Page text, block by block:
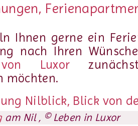
Ihnen gerne ein
nach Ihren
Luxor
möchten.
am Nil , © Leben in Luxor